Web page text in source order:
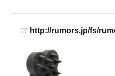
http://rumors.jp/fs/